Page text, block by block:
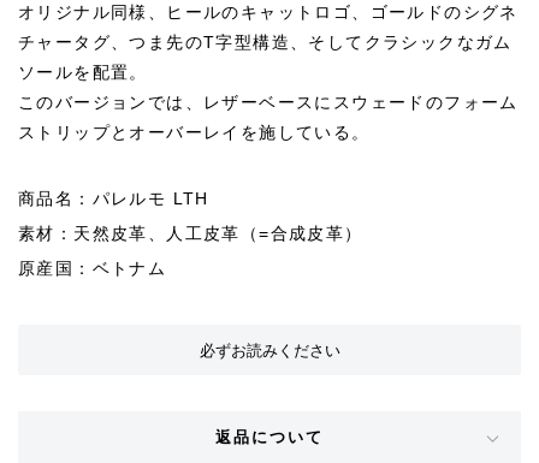
オリジナル同様、ヒールのキャットロゴ、ゴールドのシグネ
チャータグ、つま先のT字型構造、そしてクラシックなガム
ソールを配置。
このバージョンでは、レザーベースにスウェードのフォーム
ストリップとオーバーレイを施している。
商品名：パレルモ LTH
素材：天然皮革、人工皮革（=合成皮革）
原産国：ベトナム
必ずお読みください
返品について